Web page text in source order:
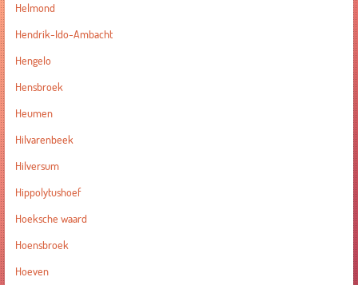
Helmond
Hendrik-Ido-Ambacht
Hengelo
Hensbroek
Heumen
Hilvarenbeek
Hilversum
Hippolytushoef
Hoeksche waard
Hoensbroek
Hoeven